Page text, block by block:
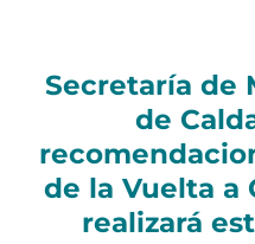
Secretaría de
de
de la Vuelta a
realizará